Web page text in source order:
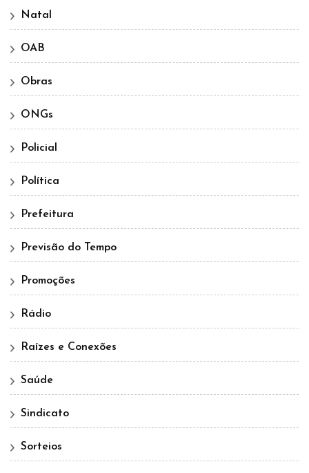
Natal
OAB
Obras
ONGs
Policial
Política
Prefeitura
Previsão do Tempo
Promoções
Rádio
Raízes e Conexões
Saúde
Sindicato
Sorteios